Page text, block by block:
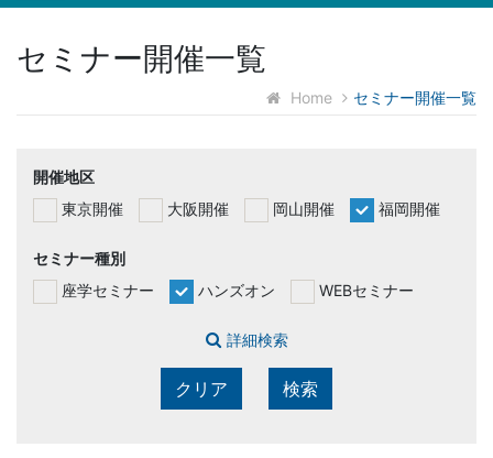
セミナー開催一覧
Home セミナー開催一覧
開催地区
東京開催
大阪開催 岡山開催 福岡開催
セミナー種別
座学セミナー
ハンズオン WEBセミナー
詳細検索
クリア 検索